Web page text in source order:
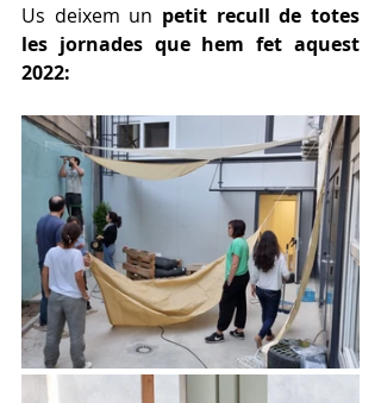
Us deixem un petit recull de totes
les jornades que hem fet aquest
2022: